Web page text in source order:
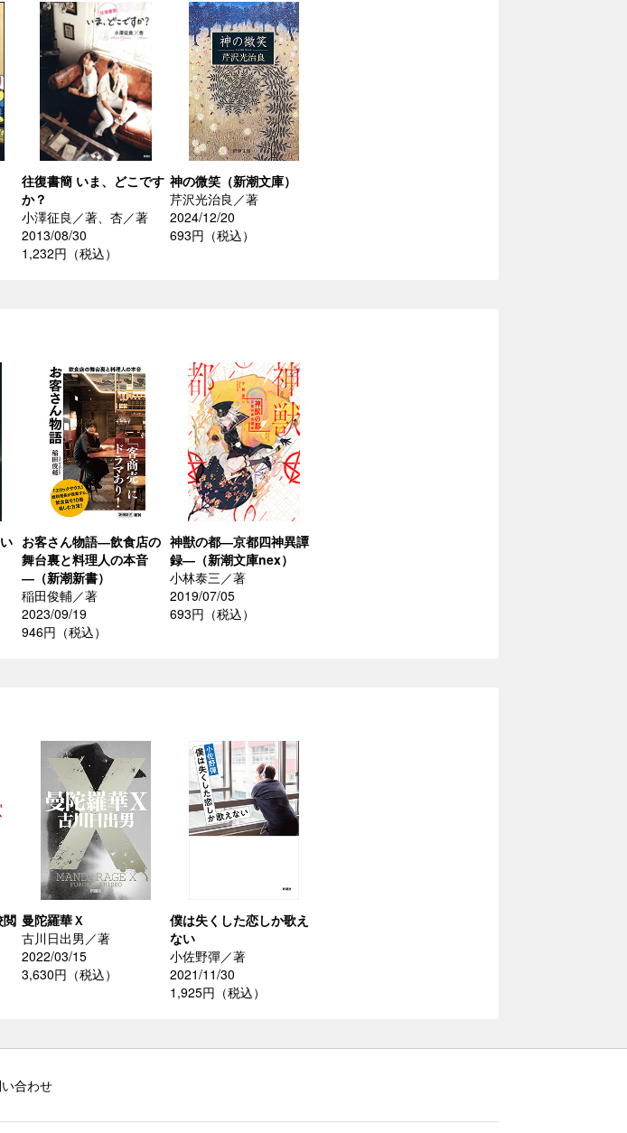
往復書簡 いま、どこです
か？
小澤征良／著、杏／著
2013/08/30
1,232円（税込）
神の微笑（新潮文庫）
芹沢光治良／著
2024/12/20
693円（税込）
お客さん物語―飲食店の
舞台裏と料理人の本音
―（新潮新書）
稲田俊輔／著
2023/09/19
946円（税込）
神獣の都―京都四神異譚
録―（新潮文庫nex）
小林泰三／著
2019/07/05
693円（税込）
閲 曼陀羅華Ｘ
古川日出男／著
2022/03/15
3,630円（税込）
僕は失くした恋しか歌え
ない
小佐野彈／著
2021/11/30
1,925円（税込）
合わせ